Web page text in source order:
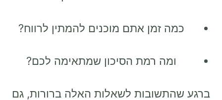
כמה זמן אתם מוכנים להמתין לרווח?
ומה רמת הסיכון שמתאימה לכם?
ברגע שהתשובות לשאלות האלה ברורות, גם